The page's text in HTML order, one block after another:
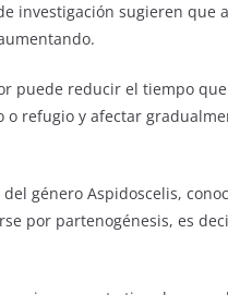
investigación sugieren
puede reducir el tiempo
refugio y afectar
género Aspidoscelis,
por partenogénesis, es